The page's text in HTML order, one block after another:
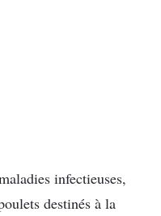
infectieuses,
destinés à la